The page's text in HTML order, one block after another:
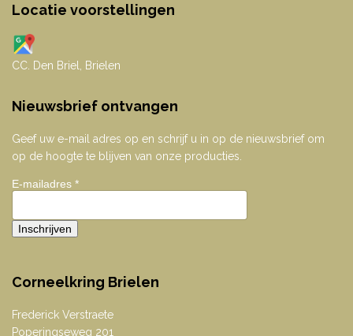
Locatie voorstellingen
CC. Den Briel, Brielen
Nieuwsbrief ontvangen
Geef uw e-mail adres op en schrijf u in op de nieuwsbrief om
op de hoogte te blijven van onze producties.
E-mailadres *
Corneelkring Brielen
Frederick Verstraete
Poperingseweg 201